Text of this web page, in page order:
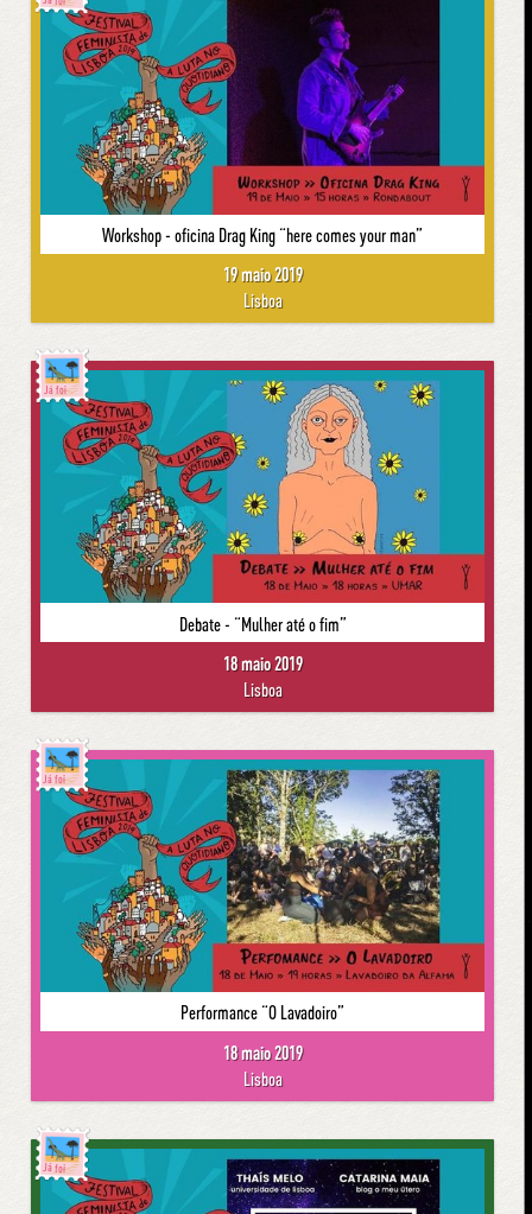
Workshop - oficina Drag King “here comes your man”
19 maio 2019
Lisboa
Já foi
Debate - “Mulher até o fim”
18 maio 2019
Lisboa
Já foi
Performance “O Lavadoiro”
18 maio 2019
Lisboa
Já foi